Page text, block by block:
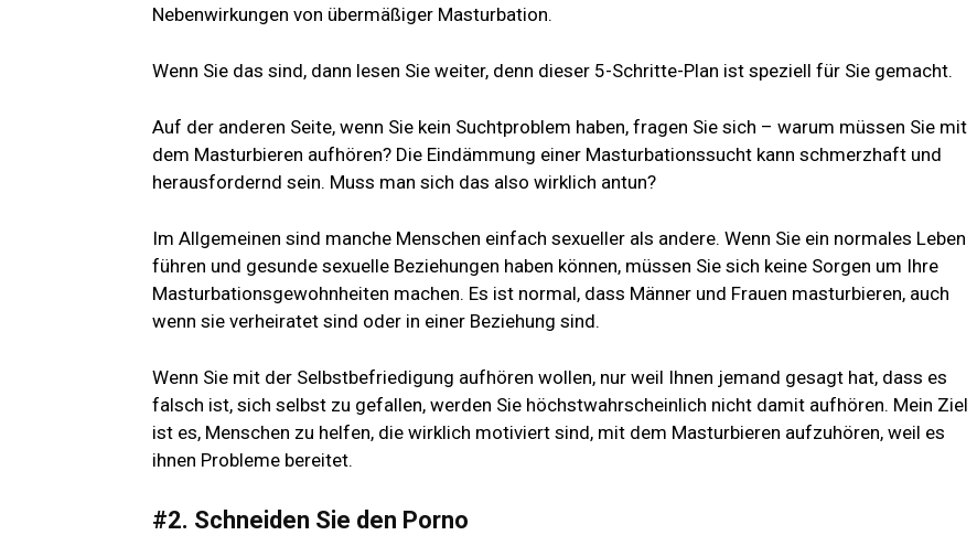
Nebenwirkungen von übermäßiger Masturbation.
Wenn Sie das sind, dann lesen Sie weiter, denn dieser 5-Schritte-Plan ist speziell für Sie gemacht.
Auf der anderen Seite, wenn Sie kein Suchtproblem haben, fragen Sie sich – warum müssen Sie mit
dem Masturbieren aufhören? Die Eindämmung einer Masturbationssucht kann schmerzhaft und
herausfordernd sein. Muss man sich das also wirklich antun?
Im Allgemeinen sind manche Menschen einfach sexueller als andere. Wenn Sie ein normales Leben
führen und gesunde sexuelle Beziehungen haben können, müssen Sie sich keine Sorgen um Ihre
Masturbationsgewohnheiten machen. Es ist normal, dass Männer und Frauen masturbieren, auch
wenn sie verheiratet sind oder in einer Beziehung sind.
Wenn Sie mit der Selbstbefriedigung aufhören wollen, nur weil Ihnen jemand gesagt hat, dass es
falsch ist, sich selbst zu gefallen, werden Sie höchstwahrscheinlich nicht damit aufhören. Mein Ziel
ist es, Menschen zu helfen, die wirklich motiviert sind, mit dem Masturbieren aufzuhören, weil es
ihnen Probleme bereitet.
#2. Schneiden Sie den Porno